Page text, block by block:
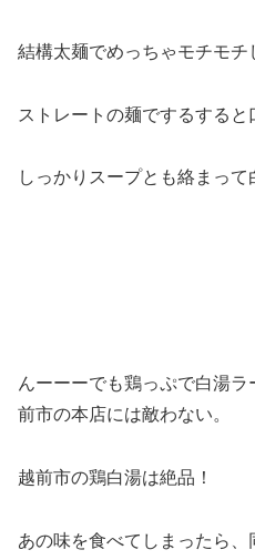
結構太麺でめっちゃモチモチ
ストレートの麺でするすると
しっかりスープとも絡まって
んーーーでも鶏っぷで白湯
前市の本店には敵わない。
越前市の鶏白湯は絶品！
あの味を食べてしまったら